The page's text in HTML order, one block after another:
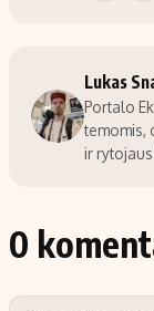
Lukas
Portalo
temomis,
ir
0